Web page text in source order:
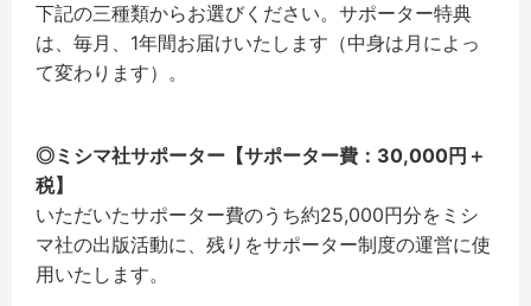
下記の三種類からお選びください。サポーター特典
は、毎月、1年間お届けいたします（中身は月によっ
て変わります）。
◎ミシマ社サポーター【サポーター費：30,000円＋
税】
いただいたサポーター費のうち約25,000円分をミシ
マ社の出版活動に、残りをサポーター制度の運営に使
用いたします。